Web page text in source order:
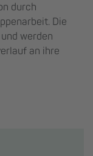
durch
Die
werden
an ihre